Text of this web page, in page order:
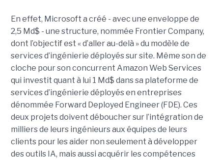
En effet, Microsoft a créé - avec une enveloppe de
2,5 Md$ - une structure, nommée Frontier Company,
dont l’objectif est « d’aller au-delà » du modèle de
services d’ingénierie déployés sur site. Même son de
cloche pour son concurrent Amazon Web Services
qui investit quant à lui 1 Md$ dans sa plateforme de
services d’ingénierie déployés en entreprises
dénommée Forward Deployed Engineer (FDE). Ces
deux projets doivent déboucher sur l’intégration de
milliers de leurs ingénieurs aux équipes de leurs
clients pour les aider non seulement à développer
des outils IA, mais aussi acquérir les compétences